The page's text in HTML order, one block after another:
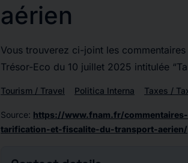
aérien
Vous trouverez ci-joint les
Trésor-Eco du 10 juillet 2025 intitulée
Tourism / Travel Politica Interna Taxes /
Source: https://www.fnam.fr/
tarification-et-fiscalite-du-transport-aerien/